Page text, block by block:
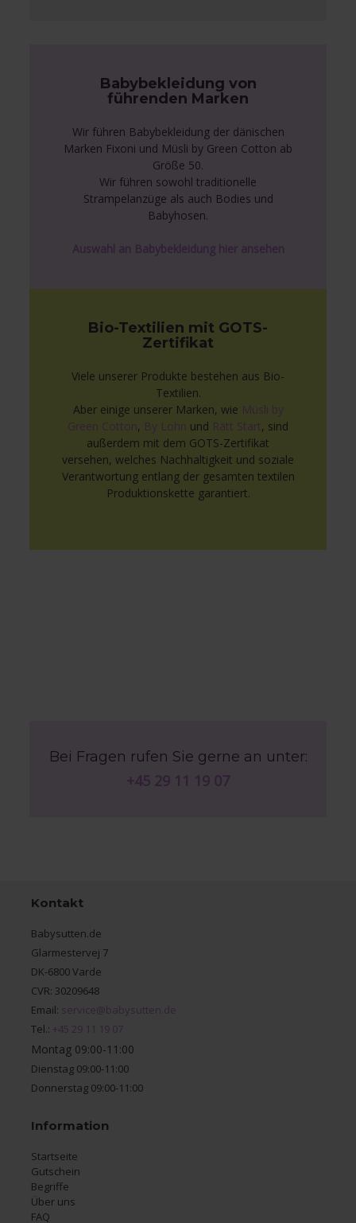
Babybekleidung von
führenden Marken
Wir führen Babybekleidung der dänischen
Marken Fixoni und Müsli by Green Cotton ab
Größe 50.
Wir führen sowohl traditionelle
Strampelanzüge als auch Bodies und
Babyhosen.
Auswahl an Babybekleidung hier ansehen
Bio-Textilien mit GOTS-
Zertifikat
Viele unserer Produkte bestehen aus Bio-
Textilien.
Aber einige unserer Marken, wie Müsli by
Green Cotton, By Lohn und Rätt Start, sind
außerdem mit dem GOTS-Zertifikat
versehen, welches Nachhaltigkeit und soziale
Verantwortung entlang der gesamten textilen
Produktionskette garantiert.
Bei Fragen rufen Sie gerne an unter:
+45 29 11 19 07
Kontakt
Babysutten.de
Glarmestervej 7
DK-6800 Varde
CVR: 30209648
Email: service@babysutten.de
Tel.: +45 29 11 19 07
Montag 09:00-11:00
Dienstag 09:00-11:00
Donnerstag 09:00-11:00
Information
Startseite
Gutschein
Begriffe
Über uns
FAQ